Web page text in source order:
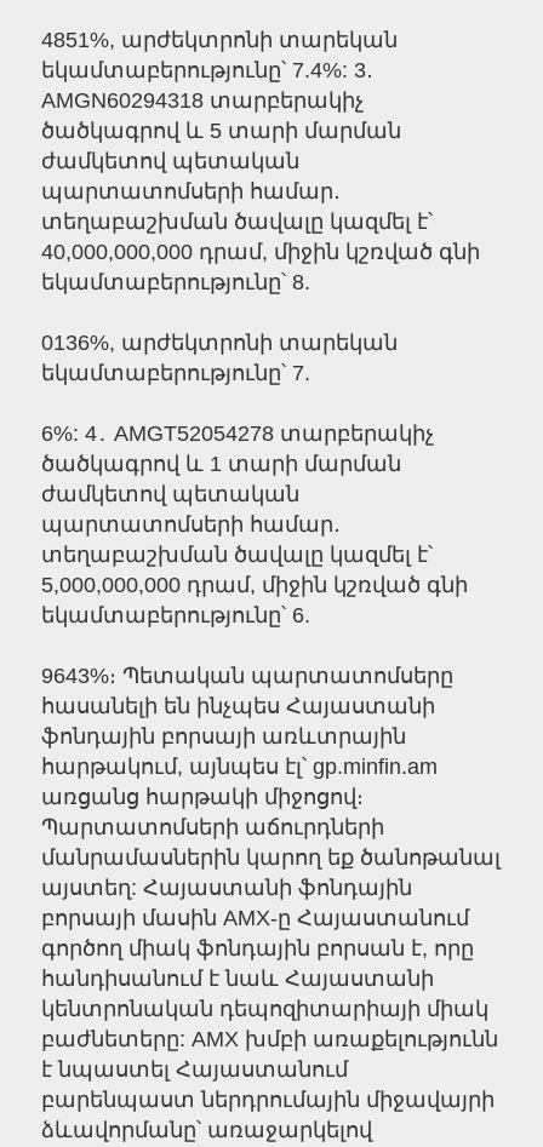
4851%, արժեկտրոնի տարեկան
եկամտաբերությունը՝ 7.4%: 3․
AMGN60294318 տարբերակիչ
ծածկագրով և 5 տարի մարման
ժամկետով պետական
պարտատոմսերի համար․
տեղաբաշխման ծավալը կազմել է՝
40,000,000,000 դրամ, միջին կշռված գնի
եկամտաբերությունը՝ 8.
0136%, արժեկտրոնի տարեկան
եկամտաբերությունը՝ 7.
6%: 4․ AMGT52054278 տարբերակիչ
ծածկագրով և 1 տարի մարման
ժամկետով պետական
պարտատոմսերի համար․
տեղաբաշխման ծավալը կազմել է՝
5,000,000,000 դրամ, միջին կշռված գնի
եկամտաբերությունը՝ 6.
9643%։ Պետական պարտատոմսերը
հասանելի են ինչպես Հայաստանի
ֆոնդային բորսայի առևտրային
հարթակում, այնպես էլ՝ gp.minfin.am
առցանց հարթակի միջոցով։
Պարտատոմսերի աճուրդների
մանրամասներին կարող եք ծանոթանալ
այստեղ: Հայաստանի ֆոնդային
բորսայի մասին AMX-ը Հայաստանում
գործող միակ ֆոնդային բորսան է, որը
հանդիսանում է նաև Հայաստանի
կենտրոնական դեպոզիտարիայի միակ
բաժնետերը: AMX խմբի առաքելությունն
է նպաստել Հայաստանում
բարենպաստ ներդրումային միջավայրի
ձևավորմանը՝ առաջարկելով